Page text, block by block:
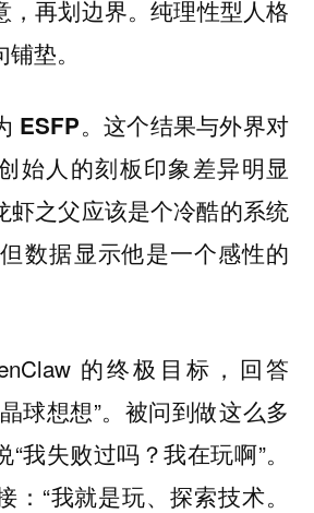
，再划边界。纯理性型人格
垫。
ESFP。 这个结果与外界对
始人的刻板印象差异明显
之父应该是个冷酷的系统
数据显示他是一个感性的
的终极目标，回答
球想想”。被问到做这么多
我失败过吗？我在玩啊”。
：“我就是玩、探索技术。